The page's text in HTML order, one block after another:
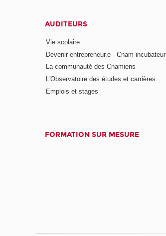
AUDITEURS
Vie scolaire
Devenir entrepreneur.e - Cnam incubateur
La communauté des Cnamiens
L'Observatoire des études et carrières
Emplois et stages
FORMATION SUR MESURE